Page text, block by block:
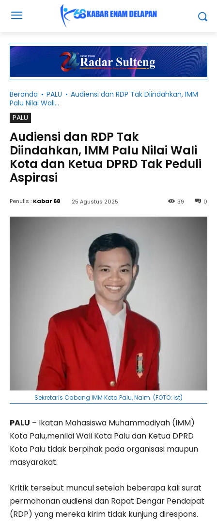
Beranda PALU
Audiensi dan RDP Tak Diindahkan, IMM
Palu Nilai Wali...
PALU
Audiensi dan RDP Tak
Diindahkan, IMM Palu Nilai Wali
Kota dan Ketua DPRD Tak Peduli
Aspirasi
Penulis : Kabar 68 25 Agustus 2025 0
39
Sekretaris Cabang IMM Kota Palu, Naim. (FOTO: Ist)
PALU – Ikatan Mahasiswa Muhammadiyah (IMM)
Kota Palu,menilai Wali Kota Palu dan Ketua DPRD
Kota Palu tidak berpihak pada organisasi maupun
masyarakat.
Kritik tersebut muncul setelah beberapa kali surat
permohonan audiensi dan Rapat Dengar Pendapat
(RDP) yang mereka kirim tidak kunjung direspons.